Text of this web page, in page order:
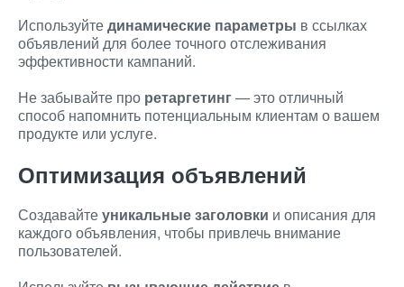
Используйтединамические параметры в ссылках
объявлений для более точного отслеживания
эффективности кампаний.
Не забывайте про ретаргетинг— это отличный
способ напомнить потенциальным клиентам о вашем
продукте или услуге.
Оптимизация объявлений
Создавайтеуникальные заголовки и описания для
каждого объявления, чтобы привлечь внимание
пользователей.